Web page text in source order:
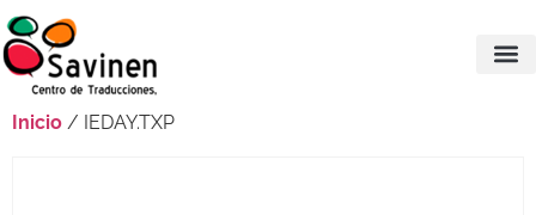
Inicio / IEDAY.TXP